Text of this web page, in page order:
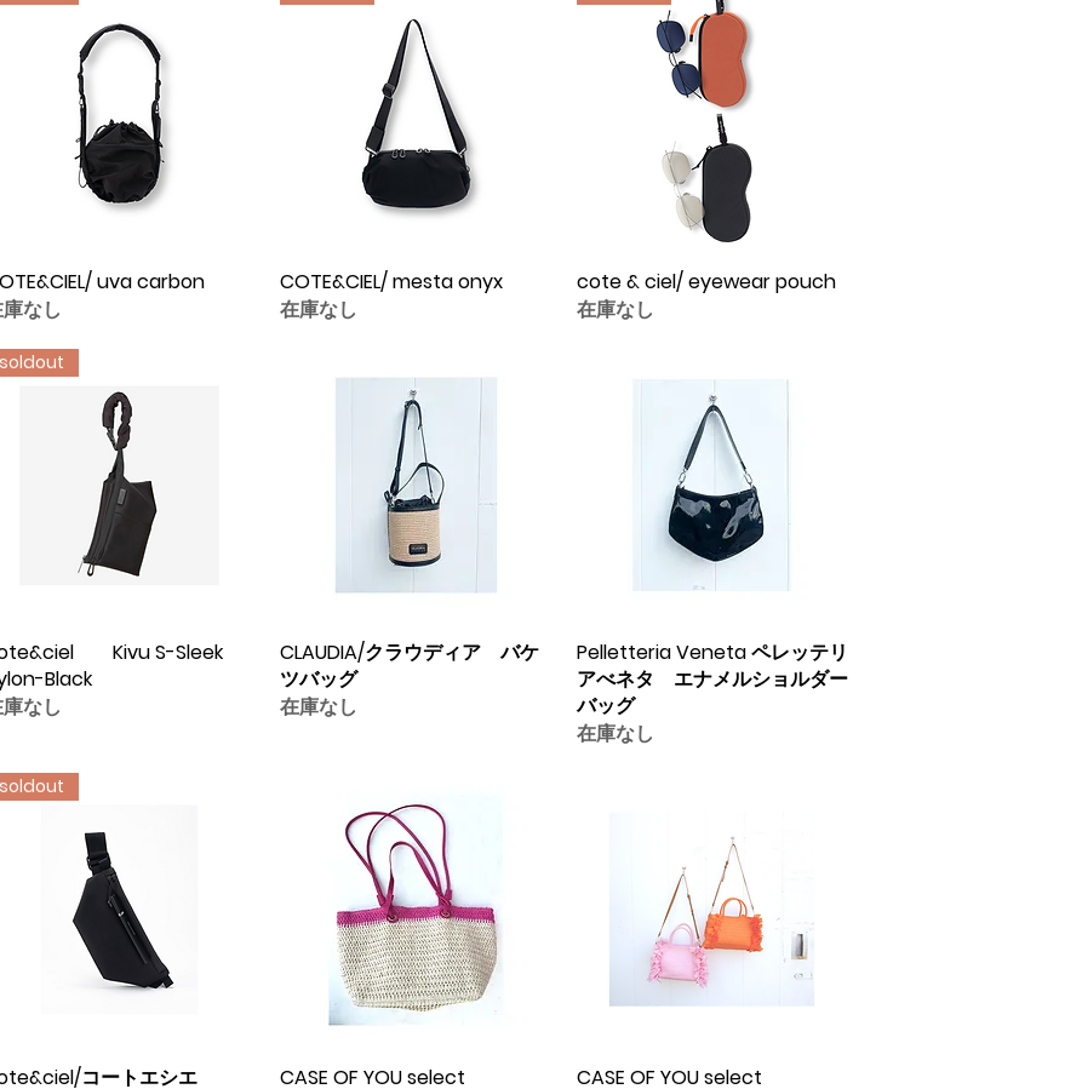
クイックビュー
uva carbon
なし
クイックビュー
COTE&CIEL/ mesta onyx
在庫なし
クイックビュー
cote & ciel/ eyewear pouch
在庫なし
クイックビュー
soldout
Kivu S-Sleek
Black
なし
クイックビュー
CLAUDIA/クラウディア バケ
ツバッグ
在庫なし
クイックビュー
Pelletteria Veneta ペレッテリ
アべネタ エナメルショルダー
バッグ
在庫なし
クイックビュー
soldout
コートエシエ クイックビュー
CASE OF YOU select クイックビュー
CASE OF YOU select